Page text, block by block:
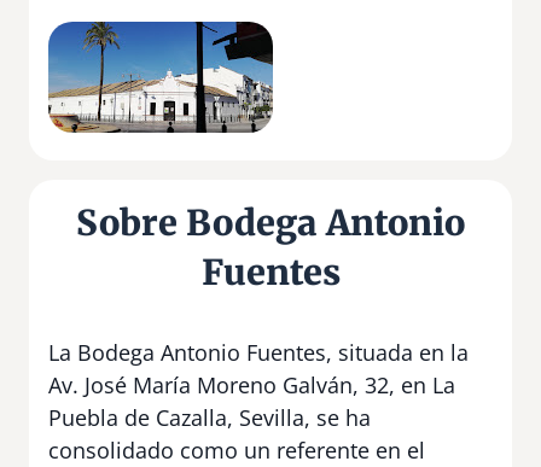
Sobre Bodega Antonio
Fuentes
La Bodega Antonio Fuentes, situada en la
Av. José María Moreno Galván, 32, en La
Puebla de Cazalla, Sevilla, se ha
consolidado como un referente en el